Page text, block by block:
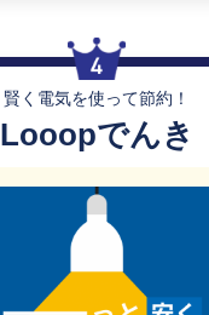
賢く電気を使って節約！
Looopでんき